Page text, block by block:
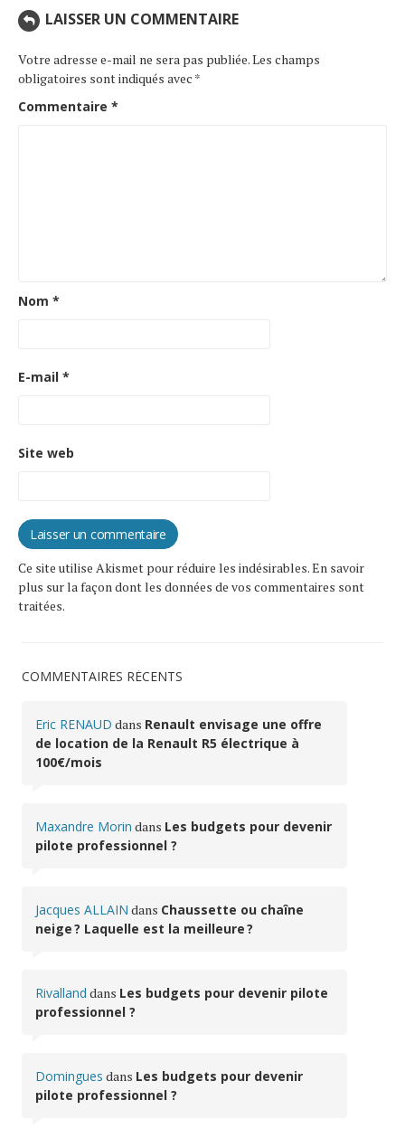
LAISSER UN COMMENTAIRE
Votre adresse e-mail ne sera pas publiée.Les champs
obligatoires sont indiqués avec *
Commentaire *
Nom *
E-mail *
Site web
Ce site utilise Akismet pour réduire les indésirables.En savoir
plus sur la façon dont les données de vos commentaires sont
traitées.
COMMENTAIRES RÉCENTS
Eric RENAUD dans Renault envisage une offre
de location de la Renault R5 électrique à
100€/mois
Maxandre Morin dans Les budgets pour devenir
pilote professionnel ?
Jacques ALLAIN dans Chaussette ou chaîne
neige ? Laquelle est la meilleure ?
Rivalland dans Les budgets pour devenir pilote
professionnel ?
Domingues dans Les budgets pour devenir
pilote professionnel ?